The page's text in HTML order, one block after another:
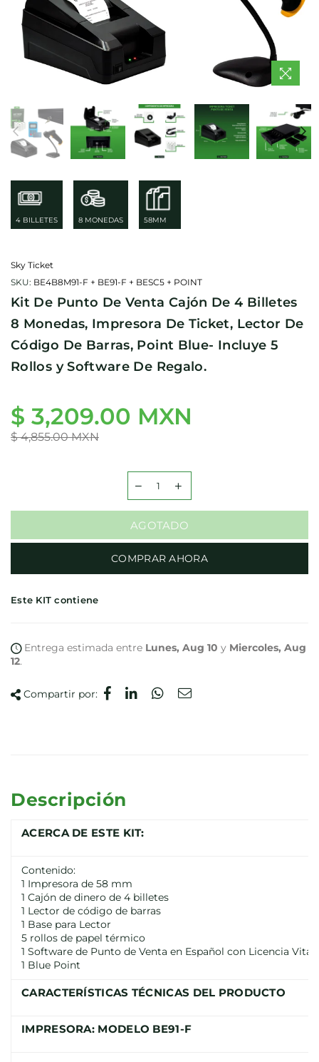
4 BILLETES 8 MONEDAS 58MM
Sky Ticket
SKU: BE4B8M91-F + BE91-F + BESC5 + POINT
Kit De Punto De Venta Cajón De 4 Billetes
8 Monedas, Impresora De Ticket, Lector De
Código De Barras, Point Blue- Incluye 5
Rollos y Software De Regalo.
Precio
habitual
$ 3,209.00 MXN
$ 4,855.00 MXN
AGOTADO
COMPRAR AHORA
Este KIT contiene
Entrega estimada entre Lunes, Aug 10 y Miercoles, Aug
12.
Compartir por:
Descripción
ACERCA DE ESTE KIT:
Contenido:
1 Impresora de 58 mm
1 Cajón de dinero de 4 billetes
1 Lector de código de barras
1 Base para Lector
5 rollos de papel térmico
1 Software de Punto de Venta en Español con Licencia
1 Blue Point
CARACTERÍSTICAS TÉCNICAS DEL PRODUCTO
IMPRESORA: MODELO BE91-F